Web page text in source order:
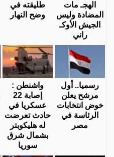
الهجـ مات
المضادة وليس
الجيش الأوكـ
راني
طليقته في
وضح النهار
رسميا.. أول
مرشح يعلن
خوض انتخابات
الرئاسة في
مصر
واشنطن :
إصابة 22
عسكريا في
حادث تعرضت
له هليكوبتر
بشمال شرق
سوريا